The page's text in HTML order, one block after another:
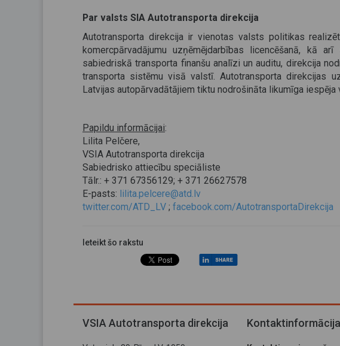
Par valsts SIA Autotransporta direkcija
Autotransporta direkcija ir vienotas valsts politikas
komercpārvadājumu uzņēmējdarbības licencēšanā, kā
sabiedriskā transporta finanšu analīzi un auditu, direkcija
transporta sistēmu visā valstī. Autotransporta direkcijas
Latvijas autopārvadātājiem tiktu nodrošināta likumīga
Papildu informācijai:
Lilita Pelčere,
VSIA Autotransporta direkcija
Sabiedrisko attiecību speciāliste
Tālr.: + 371 67356129; + 371 26627578
E-pasts: lilita.pelcere@atd.lv
twitter.com/ATD_LV ; facebook.com/AutotransportaDirekcija
Ieteikt šo rakstu
VSIA Autotransporta direkcija Kontaktinformācija